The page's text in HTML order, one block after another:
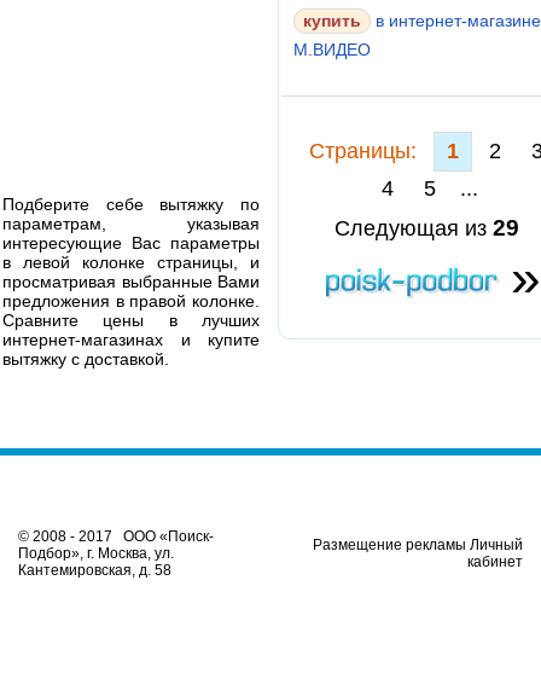
в интернет-магазине
М.ВИДЕО
Cтраницы: 1 2
4
5
...
Следующая из 29
»
Подберите себе вытяжку по
параметрам, указывая
интересующие Вас параметры
в левой колонке страницы, и
просматривая выбранные Вами
предложения в правой колонке.
Сравните цены в лучших
интернет-магазинах и купите
вытяжку с доставкой.
© 2008 - 2017 ООО «Поиск-
Подбор», г. Москва, ул.
Кантемировская, д. 58
Размещение рекламы Личный
кабинет